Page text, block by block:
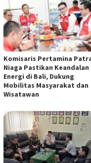
Komisaris Pertamina
Niaga Pastikan Keandalan
Energi di Bali, Dukung
Mobilitas Masyarakat dan
Wisatawan